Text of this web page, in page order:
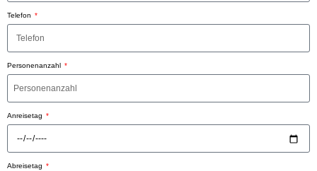
Telefon
Personenanzahl
Anreisetag
Abreisetag